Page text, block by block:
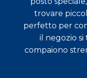
trovare
perfetto per
il negozio si
compaiono